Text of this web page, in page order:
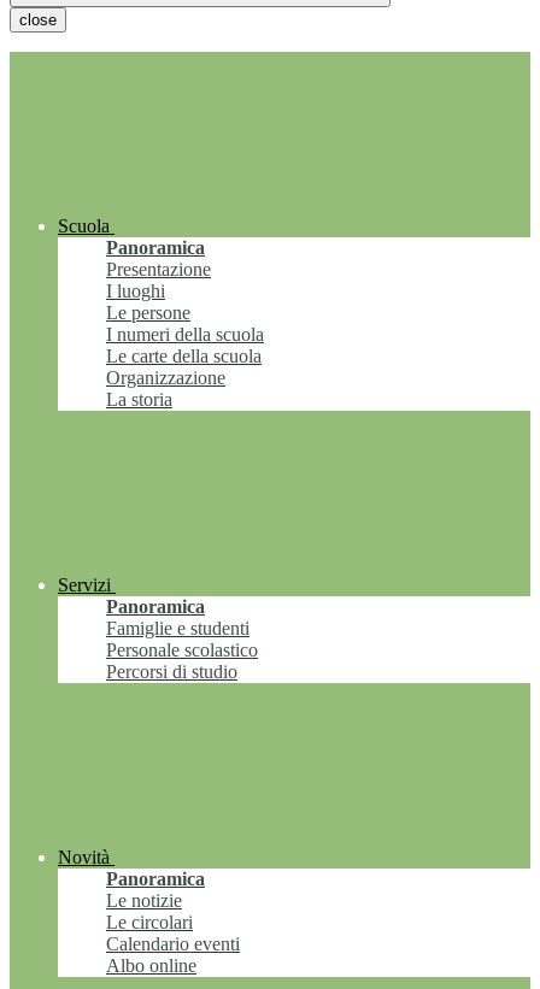
close
Scuola
Panoramica
Presentazione
I luoghi
Le persone
I numeri della scuola
Le carte della scuola
Organizzazione
La storia
Servizi
Panoramica
Famiglie e studenti
Personale scolastico
Percorsi di studio
Novità
Panoramica
Le notizie
Le circolari
Calendario eventi
Albo online